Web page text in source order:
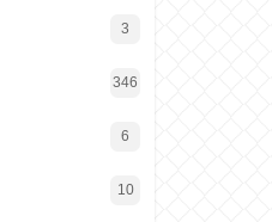
3
346
6
10